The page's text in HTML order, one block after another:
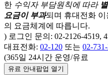
한 수익자 부담원칙에 따라
요금이 부과되며 휴대전화
의 요금체계에 따릅니다.
) 로그인 문의: 02-2126-4519,
대표전화: 02-120 또는 02-
(365일 24시간 운영/유료
유료 안내팝업 열기